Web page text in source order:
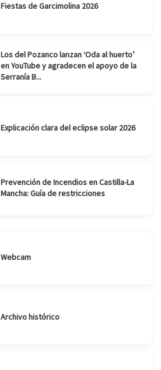
Fiestas de Garcimolina 2026
Los del Pozanco lanzan ‘Oda al huerto’
en YouTube y agradecen el apoyo de la
Serranía B...
Explicación clara del eclipse solar 2026
Prevención de Incendios en Castilla-La
Mancha: Guía de restricciones
Webcam
Archivo histórico